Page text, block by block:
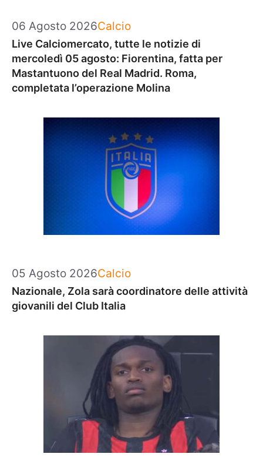
06 Agosto 2026Categorie
Calcio
Live Calciomercato, tutte le notizie di
mercoledì 05 agosto: Fiorentina, fatta per
Mastantuono del Real Madrid. Roma,
completata l’operazione Molina
05 Agosto 2026Categorie
Calcio
Nazionale, Zola sarà coordinatore delle attività
giovanili del Club Italia